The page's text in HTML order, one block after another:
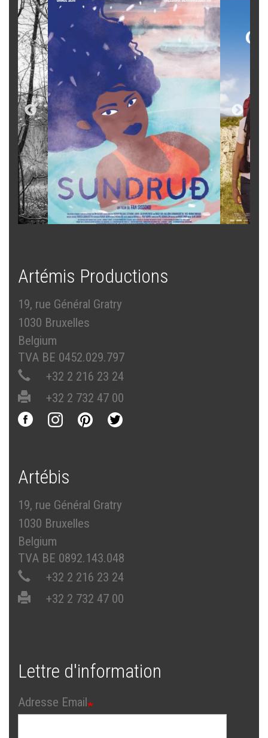
Artémis Productions
19, rue Général Gratry
1030 Bruxelles
Belgium
TVA BE 0452.029.797
+32 2 216 23 24
+32 2 732 47 00
Artébis
19, rue Général Gratry
1030 Bruxelles
Belgium
TVA BE 0892.143.048
+32 2 216 23 24
+32 2 732 47 00
Lettre d'information
Adresse Email